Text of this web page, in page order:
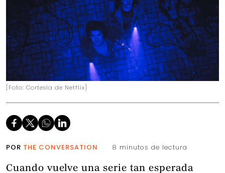
[Foto: Cortesía de Netflix]
POR THE CONVERSATION 8 minutos de lectura
Cuando vuelve una serie tan esperada